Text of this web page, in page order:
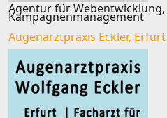
Agentur für
Kampagnenmanagement
Augenarztpraxis Eckler, Erfurt